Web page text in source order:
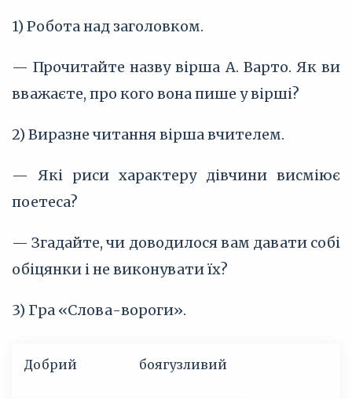
1) Робота над заголовком.
— Прочитайте назву вірша А. Варто. Як ви
вважаєте, про кого вона пише у вірші?
2) Виразне читання вірша вчителем.
— Які риси характеру дівчини висміює
поетеса?
— Згадайте, чи доводилося вам давати собі
обіцянки і не виконувати їх?
3) Гра «Слова-вороги».
Добрий боягузливий